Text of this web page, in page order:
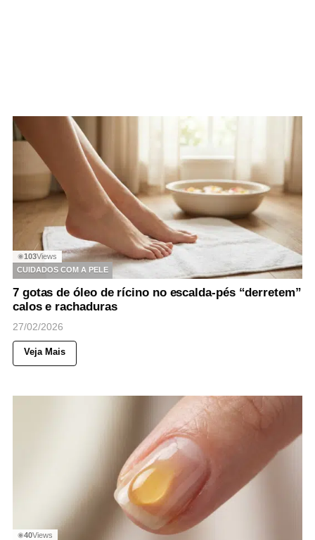
◉103Views
CUIDADOS COM A PELE
7 gotas de óleo de rícino no escalda-pés “derretem”
calos e rachaduras
27/02/2026
Veja Mais
◉40Views